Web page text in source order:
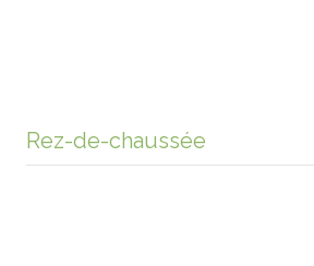
Rez-de-chaussée